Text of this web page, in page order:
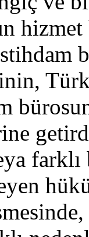
hizmet